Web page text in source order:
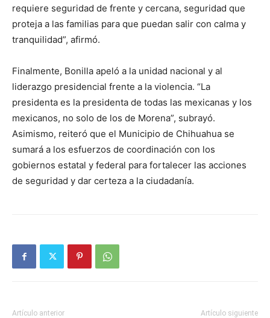
requiere seguridad de frente y cercana, seguridad que
proteja a las familias para que puedan salir con calma y
tranquilidad”, afirmó.
Finalmente, Bonilla apeló a la unidad nacional y al
liderazgo presidencial frente a la violencia. “La
presidenta es la presidenta de todas las mexicanas y los
mexicanos, no solo de los de Morena”, subrayó.
Asimismo, reiteró que el Municipio de Chihuahua se
sumará a los esfuerzos de coordinación con los
gobiernos estatal y federal para fortalecer las acciones
de seguridad y dar certeza a la ciudadanía.
Artículo anterior Artículo siguiente